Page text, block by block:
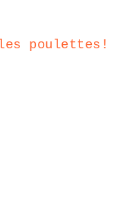
les poulettes!